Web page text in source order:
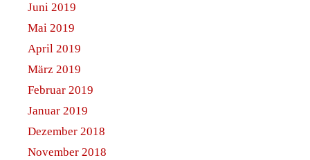
Juni 2019
Mai 2019
April 2019
März 2019
Februar 2019
Januar 2019
Dezember 2018
November 2018